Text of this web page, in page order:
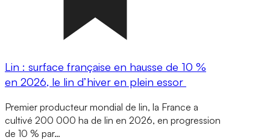
Lin : surface française en hausse de 10 %
en 2026, le lin d’hiver en plein essor
Premier producteur mondial de lin, la France a
cultivé 200 000 ha de lin en 2026, en progression
de 10 % par…